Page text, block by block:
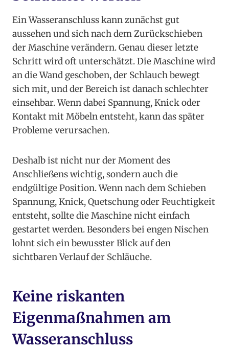
Ein Wasseranschluss kann zunächst gut
aussehen und sich nach dem Zurückschieben
der Maschine verändern. Genau dieser letzte
Schritt wird oft unterschätzt. Die Maschine wird
an die Wand geschoben, der Schlauch bewegt
sich mit, und der Bereich ist danach schlechter
einsehbar. Wenn dabei Spannung, Knick oder
Kontakt mit Möbeln entsteht, kann das später
Probleme verursachen.
Deshalb ist nicht nur der Moment des
Anschließens wichtig, sondern auch die
endgültige Position. Wenn nach dem Schieben
Spannung, Knick, Quetschung oder Feuchtigkeit
entsteht, sollte die Maschine nicht einfach
gestartet werden. Besonders bei engen Nischen
lohnt sich ein bewusster Blick auf den
sichtbaren Verlauf der Schläuche.
Keine riskanten
Eigenmaßnahmen am
Wasseranschluss